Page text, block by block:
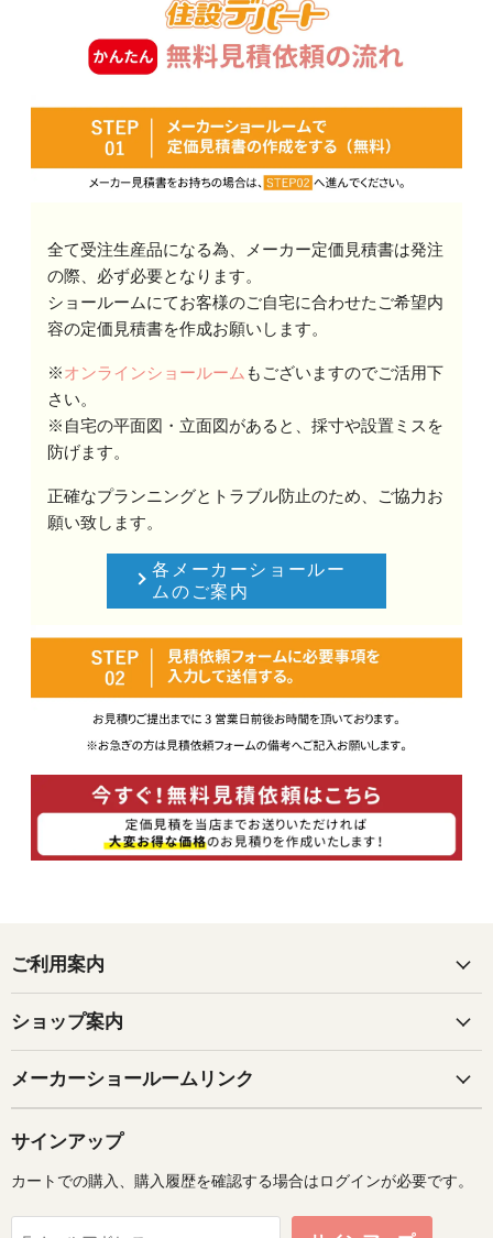
全て受注生産品になる為、メーカー定価見積書は発注
の際、必ず必要となります。
ショールームにてお客様のご自宅に合わせたご希望内
容の定価見積書を作成お願いします。
※オンラインショールーム もございますのでご活用下
さい。
※自宅の平面図・立面図があると、採寸や設置ミスを
防げます。
正確なプランニングとトラブル防止のため、ご協力お
願い致します。
各メーカーショールー
ムのご案内
ご利用案内
ショップ案内
メーカーショールームリンク
サインアップ
カートでの購入、購入履歴を確認する場合はログインが必要です。